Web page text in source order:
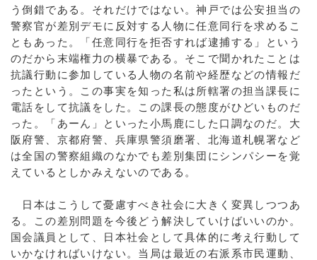
う倒錯である。それだけではない。神戸では公安担当の
警察官が差別デモに反対する人物に任意同行を求めるこ
ともあった。「任意同行を拒否すれば逮捕する」という
のだから末端権力の横暴である。そこで聞かれたことは
抗議行動に参加している人物の名前や経歴などの情報だ
ったという。この事実を知った私は所轄署の担当課長に
電話をして抗議をした。この課長の態度がひどいものだ
った。「あーん」といった小馬鹿にした口調なのだ。大
阪府警、京都府警、兵庫県警須磨署、北海道札幌署など
は全国の警察組織のなかでも差別集団にシンパシーを覚
えているとしかみえないのである。
日本はこうして憂慮すべき社会に大きく変異しつつあ
る。この差別問題を今後どう解決していけばいいのか。
国会議員として、日本社会として具体的に考え行動して
いかなければいけない。当局は最近の右派系市民運動、